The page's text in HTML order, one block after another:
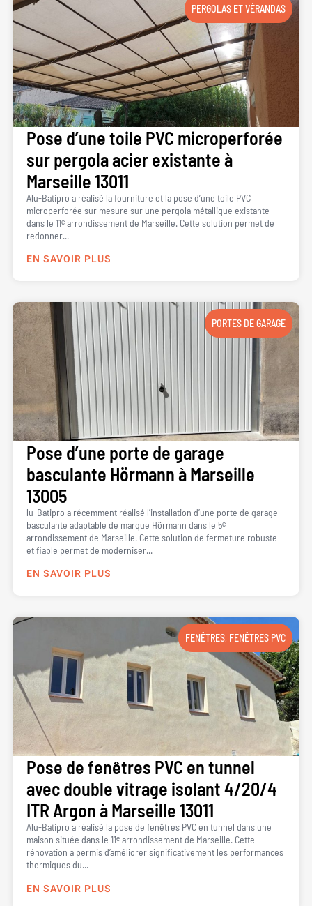
PERGOLAS ET VÉRANDAS
Pose d’une toile PVC microperforée
sur pergola acier existante à
Marseille 13011
Alu-Batipro a réalisé la fourniture et la pose d’une toile PVC
microperforée sur mesure sur une pergola métallique existante
dans le 11ᵉ arrondissement de Marseille. Cette solution permet de
redonner...
EN SAVOIR PLUS
PORTES DE GARAGE
Pose d’une porte de garage
basculante Hörmann à Marseille
13005
lu-Batipro a récemment réalisé l’installation d’une porte de garage
basculante adaptable de marque Hörmann dans le 5ᵉ
arrondissement de Marseille. Cette solution de fermeture robuste
et fiable permet de moderniser...
EN SAVOIR PLUS
FENÊTRES, FENÊTRES PVC
Pose de fenêtres PVC en tunnel
avec double vitrage isolant 4/20/4
ITR Argon à Marseille 13011
Alu-Batipro a réalisé la pose de fenêtres PVC en tunnel dans une
maison située dans le 11ᵉ arrondissement de Marseille. Cette
rénovation a permis d’améliorer significativement les performances
thermiques du...
EN SAVOIR PLUS